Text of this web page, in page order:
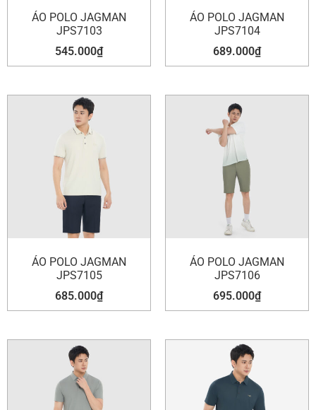
ÁO POLO JAGMAN
JPS7103
545.000₫
ÁO POLO JAGMAN
JPS7104
689.000₫
ÁO POLO JAGMAN
JPS7105
685.000₫
ÁO POLO JAGMAN
JPS7106
695.000₫